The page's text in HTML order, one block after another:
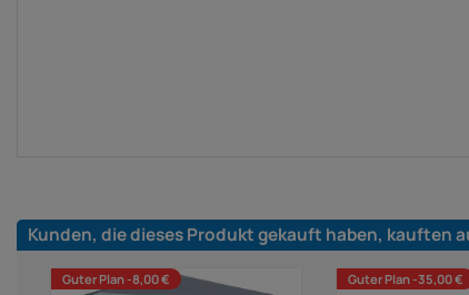
Kunden, die dieses Produkt gekauft haben, kauften
Guter Plan -8,00 € Guter Plan -35,00 €